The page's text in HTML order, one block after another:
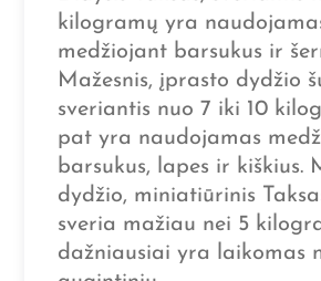
kilogramų yra
medžiojant barsukus ir
Mažesnis, įprasto dydžio
sveriantis nuo 7 iki 10
pat yra naudojamas
barsukus, lapes ir kiškius.
dydžio, miniatiūrinis
sveria mažiau nei 5
dažniausiai yra laikomas